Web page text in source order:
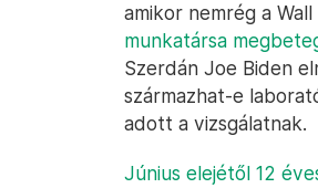
amikor nemrég a
munkatársa
Szerdán Joe Biden
származhat-e
adott a vizsgálatnak.
Június elejétől 12